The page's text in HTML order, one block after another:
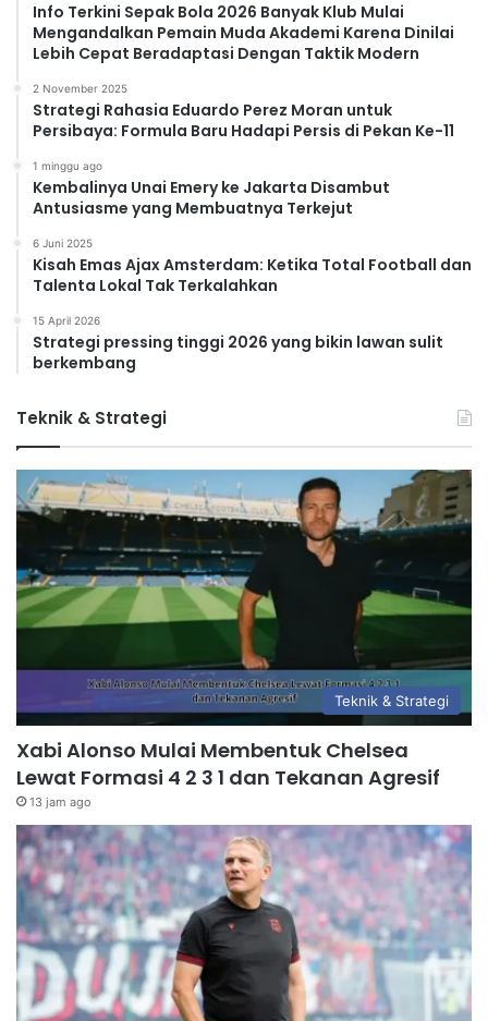
Info Terkini Sepak Bola 2026 Banyak Klub Mulai
Mengandalkan Pemain Muda Akademi Karena Dinilai
Lebih Cepat Beradaptasi Dengan Taktik Modern
2 November 2025
Strategi Rahasia Eduardo Perez Moran untuk
Persibaya: Formula Baru Hadapi Persis di Pekan Ke-11
1 minggu ago
Kembalinya Unai Emery ke Jakarta Disambut
Antusiasme yang Membuatnya Terkejut
6 Juni 2025
Kisah Emas Ajax Amsterdam: Ketika Total Football dan
Talenta Lokal Tak Terkalahkan
15 April 2026
Strategi pressing tinggi 2026 yang bikin lawan sulit
berkembang
Teknik & Strategi
Teknik & Strategi
Xabi Alonso Mulai Membentuk Chelsea
Lewat Formasi 4 2 3 1 dan Tekanan Agresif
13 jam ago